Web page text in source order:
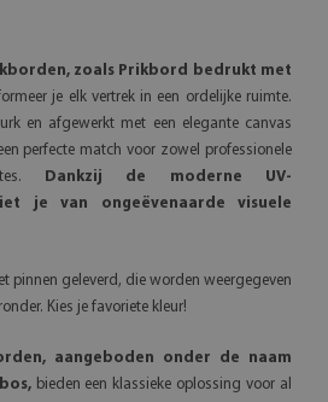
zoals Prikbord bedrukt met
je elk vertrek in een ordelijke ruimte.
en afgewerkt met een elegante canvas
perfecte match voor zowel professionele
Dankzij de moderne UV-
je van ongeëvenaarde visuele
pinnen geleverd, die worden weergegeven
Kies je favoriete kleur!
aangeboden onder de naam
bieden een klassieke oplossing voor al